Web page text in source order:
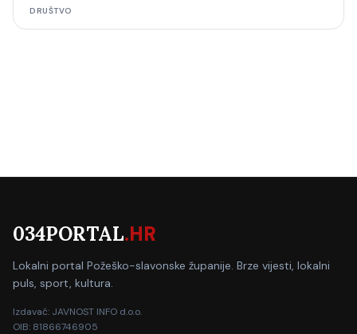
DRUŠTVO
034PORTAL.HR
Lokalni portal Požeško-slavonske županije. Brze vijesti, lokalni
puls, sport, kultura.
Izdavač: JAVNOST INFO d.o.o.
OIB: 81866746905